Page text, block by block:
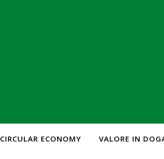
CIRCULAR ECONOMY VALORE IN